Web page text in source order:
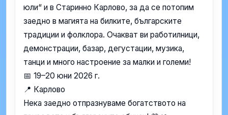
юли“ и в Старинно Карлово, за да се потопим
заедно в магията на билките, българските
традиции и фолклора. Очакват ви работилници,
демонстрации, базар, дегустации, музика,
танци и много настроение за малки и големи!
📅 19–20 юни 2026 г.
📍 Карлово
Нека заедно отпразнуваме богатството на